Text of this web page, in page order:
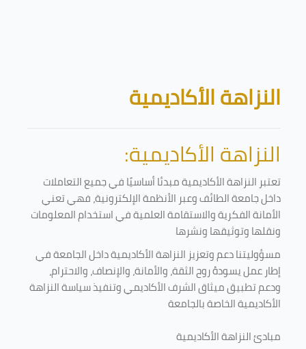
الكتل
النزاهة الأكاديمية
النزاهة الأكاديمية:
تعتبر النزاهة الأكاديمية مبدئا أساسيًا في جميع التعاملات
داخل جامعة الطائف وعبر الأنظمة الإلكترونية، فهي تعني
الأمانة الفكرية والاستقامة العلمية في استخدام المعلومات
ونقلها وتوثيقها ونشرها
مسؤوليتنا دعم وتعزيز النزاهة الأكاديمية داخل الجامعة في
إطار عمل يسودهُ روح الثقة، والأمانة، والإنصاف، والاحترام،
ودعم تطبيق ميثاق الشرف الأكاديمي وتنفيذ سياسة النزاهة
الأكاديمية الخاصة بالجامعة
مبادئ النزاهة الأكاديمية